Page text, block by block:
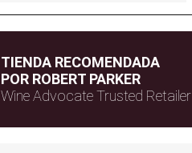
TIENDA RECOMENDADA
POR ROBERT PARKER
Wine Advocate Trusted Retailer